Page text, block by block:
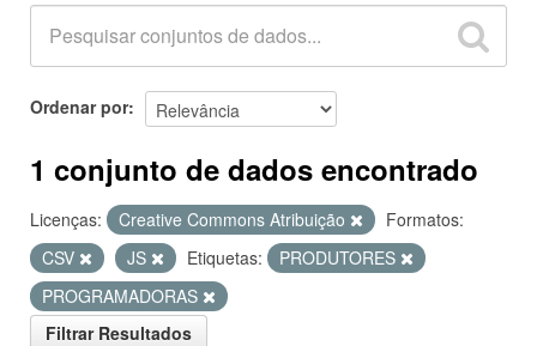
GRUPOS
SOBRE
Ordenar por
1 conjunto de dados encontrado
Licenças: Creative Commons Atribuição
Formatos:
CSV
JS Etiquetas:
PRODUTORES
PROGRAMADORAS
Filtrar Resultados